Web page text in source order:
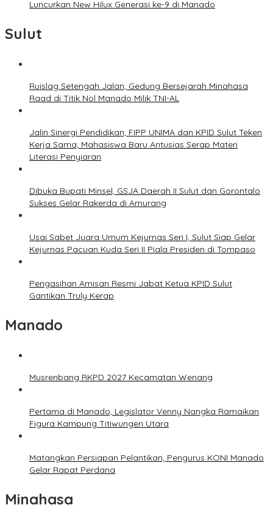
Luncurkan New Hilux Generasi ke-9 di Manado
Sulut
Ruislag Setengah Jalan, Gedung Bersejarah Minahasa
Raad di Titik Nol Manado Milik TNI-AL
Jalin Sinergi Pendidikan, FIPP UNIMA dan KPID Sulut Teken
Kerja Sama; Mahasiswa Baru Antusias Serap Materi
Literasi Penyiaran
Dibuka Bupati Minsel, GSJA Daerah II Sulut dan Gorontalo
Sukses Gelar Rakerda di Amurang
Usai Sabet Juara Umum Kejurnas Seri I, Sulut Siap Gelar
Kejurnas Pacuan Kuda Seri II Piala Presiden di Tompaso
Pengasihan Amisan Resmi Jabat Ketua KPID Sulut
Gantikan Truly Kerap
Manado
Musrenbang RKPD 2027 Kecamatan Wenang
Pertama di Manado, Legislator Venny Nangka Ramaikan
Figura Kampung Titiwungen Utara
Matangkan Persiapan Pelantikan, Pengurus KONI Manado
Gelar Rapat Perdana
Minahasa